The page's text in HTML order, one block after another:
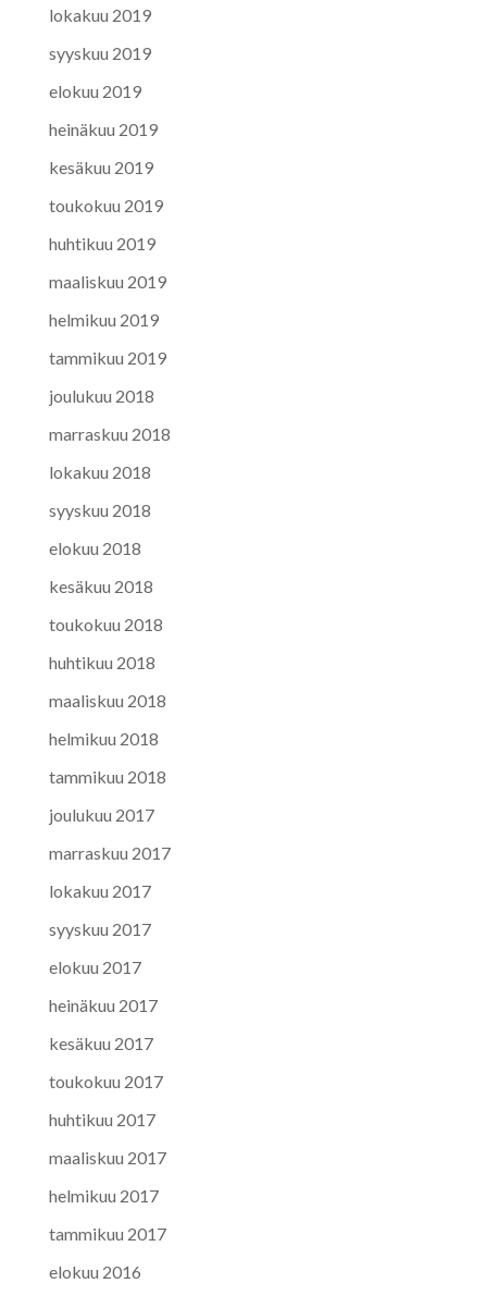
lokakuu 2019
syyskuu 2019
elokuu 2019
heinäkuu 2019
kesäkuu 2019
toukokuu 2019
huhtikuu 2019
maaliskuu 2019
helmikuu 2019
tammikuu 2019
joulukuu 2018
marraskuu 2018
lokakuu 2018
syyskuu 2018
elokuu 2018
kesäkuu 2018
toukokuu 2018
huhtikuu 2018
maaliskuu 2018
helmikuu 2018
tammikuu 2018
joulukuu 2017
marraskuu 2017
lokakuu 2017
syyskuu 2017
elokuu 2017
heinäkuu 2017
kesäkuu 2017
toukokuu 2017
huhtikuu 2017
maaliskuu 2017
helmikuu 2017
tammikuu 2017
elokuu 2016